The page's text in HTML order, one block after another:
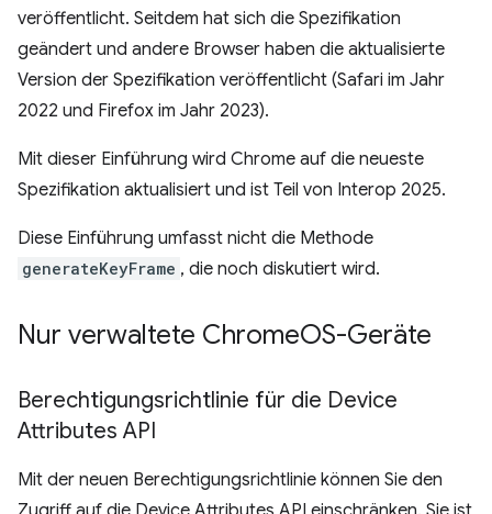
veröffentlicht. Seitdem hat sich die Spezifikation
geändert und andere Browser haben die aktualisierte
Version der Spezifikation veröffentlicht (Safari im Jahr
2022 und Firefox im Jahr 2023).
Mit dieser Einführung wird Chrome auf die neueste
Spezifikation aktualisiert und ist Teil von Interop 2025.
Diese Einführung umfasst nicht die Methode
generateKeyFrame , die noch diskutiert wird.
Nur verwaltete ChromeOS-Geräte
Berechtigungsrichtlinie für die Device
Attributes API
Mit der neuen Berechtigungsrichtlinie können Sie den